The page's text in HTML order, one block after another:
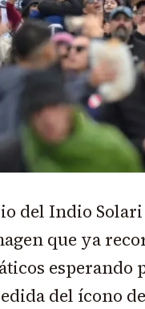
del Indio
que ya
esperando
del ícono